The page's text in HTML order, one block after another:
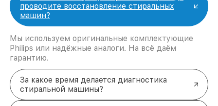
проводите восстановление стиральных
машин?
Мы используем оригинальные комплектующие
Philips или надёжные аналоги. На всё даём
гарантию.
За какое время делается диагностика
стиральной машины?